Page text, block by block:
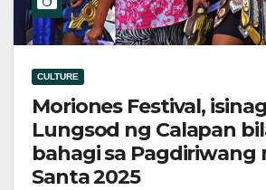
CULTURE
Moriones Festival,
Lungsod ng Calapan
bahagi sa Pagdiriwang
Santa 2025